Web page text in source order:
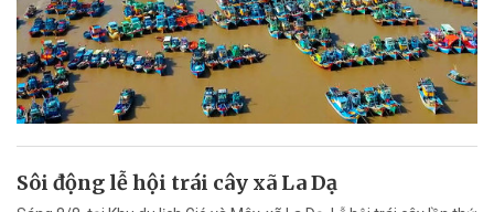
Sôi động lễ hội trái cây xã La Dạ